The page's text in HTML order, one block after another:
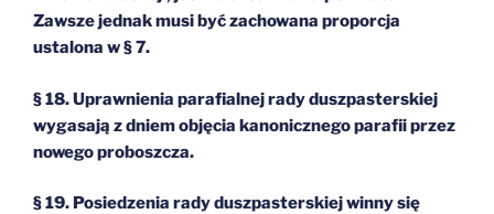
Zawsze jednak musi być zachowana proporcja
ustalona w § 7.
§ 18. Uprawnienia parafialnej rady duszpasterskiej
wygasają z dniem objęcia kanonicznego parafii przez
nowego proboszcza.
§ 19. Posiedzenia rady duszpasterskiej winny się